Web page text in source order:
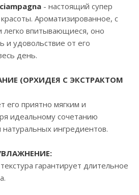
- настоящий супер
Ароматизированное, с
легко впитывающиеся, оно
и удовольствие от его
день.
(ОРХИДЕЯ С ЭКСТРАКТОМ
его приятно мягким и
идеальному сочетанию
ингредиентов.
гарантирует длительное